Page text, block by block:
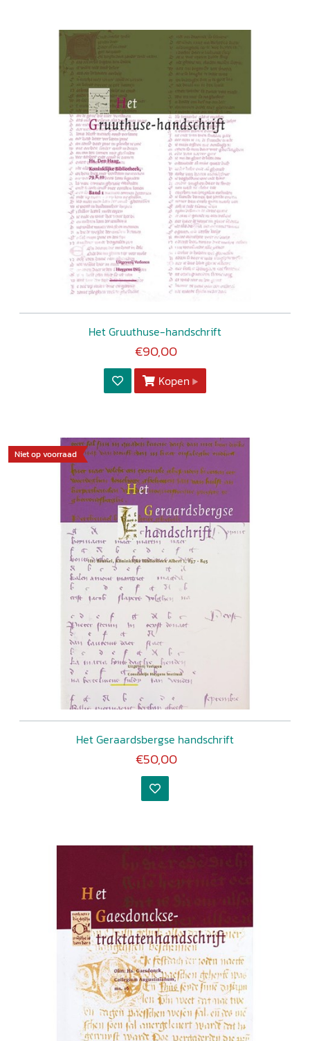
Het Gruuthuse-handschrift
€90,00
Kopen
Het Geraardsbergse handschrift
€50,00
Niet op voorraad